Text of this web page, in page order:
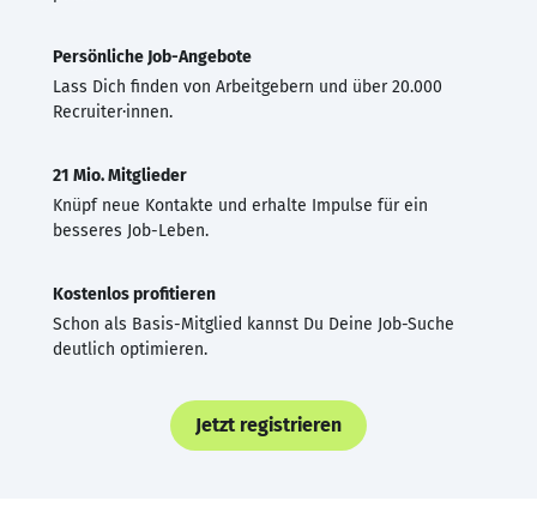
Persönliche Job-Angebote
Lass Dich finden von Arbeitgebern und über 20.000
Recruiter·innen.
21 Mio. Mitglieder
Knüpf neue Kontakte und erhalte Impulse für ein
besseres Job-Leben.
Kostenlos profitieren
Schon als Basis-Mitglied kannst Du Deine Job-Suche
deutlich optimieren.
Jetzt registrieren